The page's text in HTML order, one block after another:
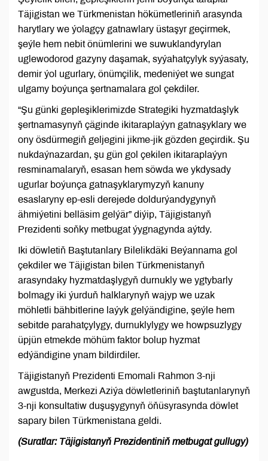
Täjigistan we Türkmenistan hökümetleriniň arasynda
harytlary we ýolagçy gatnawlary üstaşyr geçirmek,
şeýle hem nebit önümlerini we suwuklandyrylan
uglewodorod gazyny daşamak, syýahatçylyk syýasaty,
demir ýol ugurlary, önümçilik, medeniýet we sungat
ulgamy boýunça şertnamalara gol çekdiler.
“Şu günki gepleşiklerimizde Strategiki hyzmatdaşlyk
şertnamasynyň çäginde ikitaraplaýyn gatnaşyklary we
ony ösdürmegiň geljegini jikme-jik gözden geçirdik. Şu
nukdaýnazardan, şu gün gol çekilen ikitaraplaýyn
resminamalaryň, esasan hem söwda we ykdysady
ugurlar boýunça gatnaşyklarymyzyň kanuny
esaslaryny ep-esli derejede doldurýandygynyň
ähmiýetini belläsim gelýär” diýip, Täjigistanyň
Prezidenti soňky metbugat ýygnagynda aýtdy.
Iki döwletiň Baştutanlary Bilelikdäki Beýannama gol
çekdiler we Täjigistan bilen Türkmenistanyň
arasyndaky hyzmatdaşlygyň durnukly we ygtybarly
bolmagy iki ýurduň halklarynyň wajyp we uzak
möhletli bähbitlerine laýyk gelýändigine, şeýle hem
sebitde parahatçylygy, durnuklylygy we howpsuzlygy
üpjün etmekde möhüm faktor bolup hyzmat
edýändigine ynam bildirdiler.
Täjigistanyň Prezidenti Emomali Rahmon 3-nji
awgustda, Merkezi Aziýa döwletleriniň baştutanlarynyň
3-nji konsultatiw duşuşygynyň öňüsyrasynda döwlet
sapary bilen Türkmenistana geldi.
(Suratlar: Täjigistanyň Prezidentiniň metbugat gullugy)